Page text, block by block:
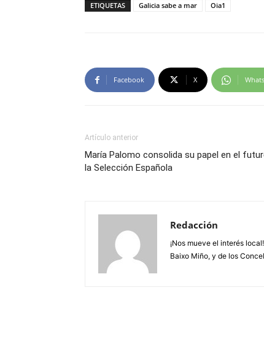
ETIQUETAS Galicia sabe a mar Oia1
Facebook X
Artículo anterior
María Palomo consolida su papel en el
la Selección Española
Redacción
¡Nos mueve el interés
Baixo Miño, y de los